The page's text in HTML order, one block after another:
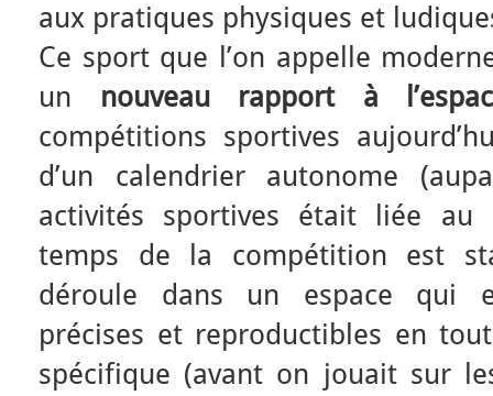
aux pratiques physiques et
Ce sport que l’on appelle
un nouveau
rapport à
compétitions sportives
d’un calendrier autonome
activités sportives était liée au
temps de la compétition est
déroule dans un espace qui
précises et reproductibles en
spécifique (avant on jouait sur